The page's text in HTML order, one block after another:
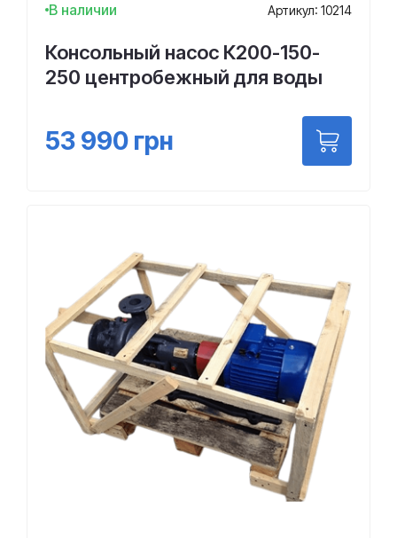
В наличии Артикул: 10214
Консольный насос К200-150-
250 центробежный для воды
53 990 грн